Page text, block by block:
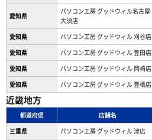
愛知県
パソコン工房 グッドウィル名古屋
大須店
愛知県 パソコン工房 グッドウィル 刈谷店
愛知県
パソコン工房 グッドウィル 豊田店
愛知県
パソコン工房 グッドウィル 岡崎店
愛知県
パソコン工房 グッドウィル 豊橋店
近畿地方
都道府県 店舗名
三重県
パソコン工房 グッドウィル 津店